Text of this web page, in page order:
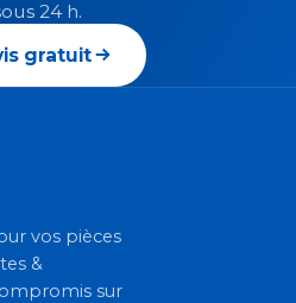
24 h.
gratuit
vos pièces
&
sur